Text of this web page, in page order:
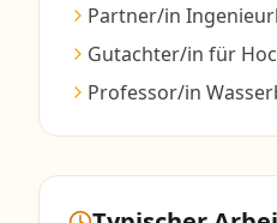
Partner/in
Gutachter/in für
Professor/in